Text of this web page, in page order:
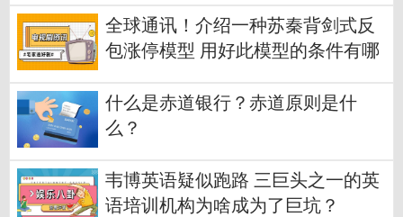
全球通讯！介绍一种苏秦背剑式反
包涨停模型 用好此模型的条件有哪
什么是赤道银行？赤道原则是什
么？
韦博英语疑似跑路 三巨头之一的英
语培训机构为啥成为了巨坑？